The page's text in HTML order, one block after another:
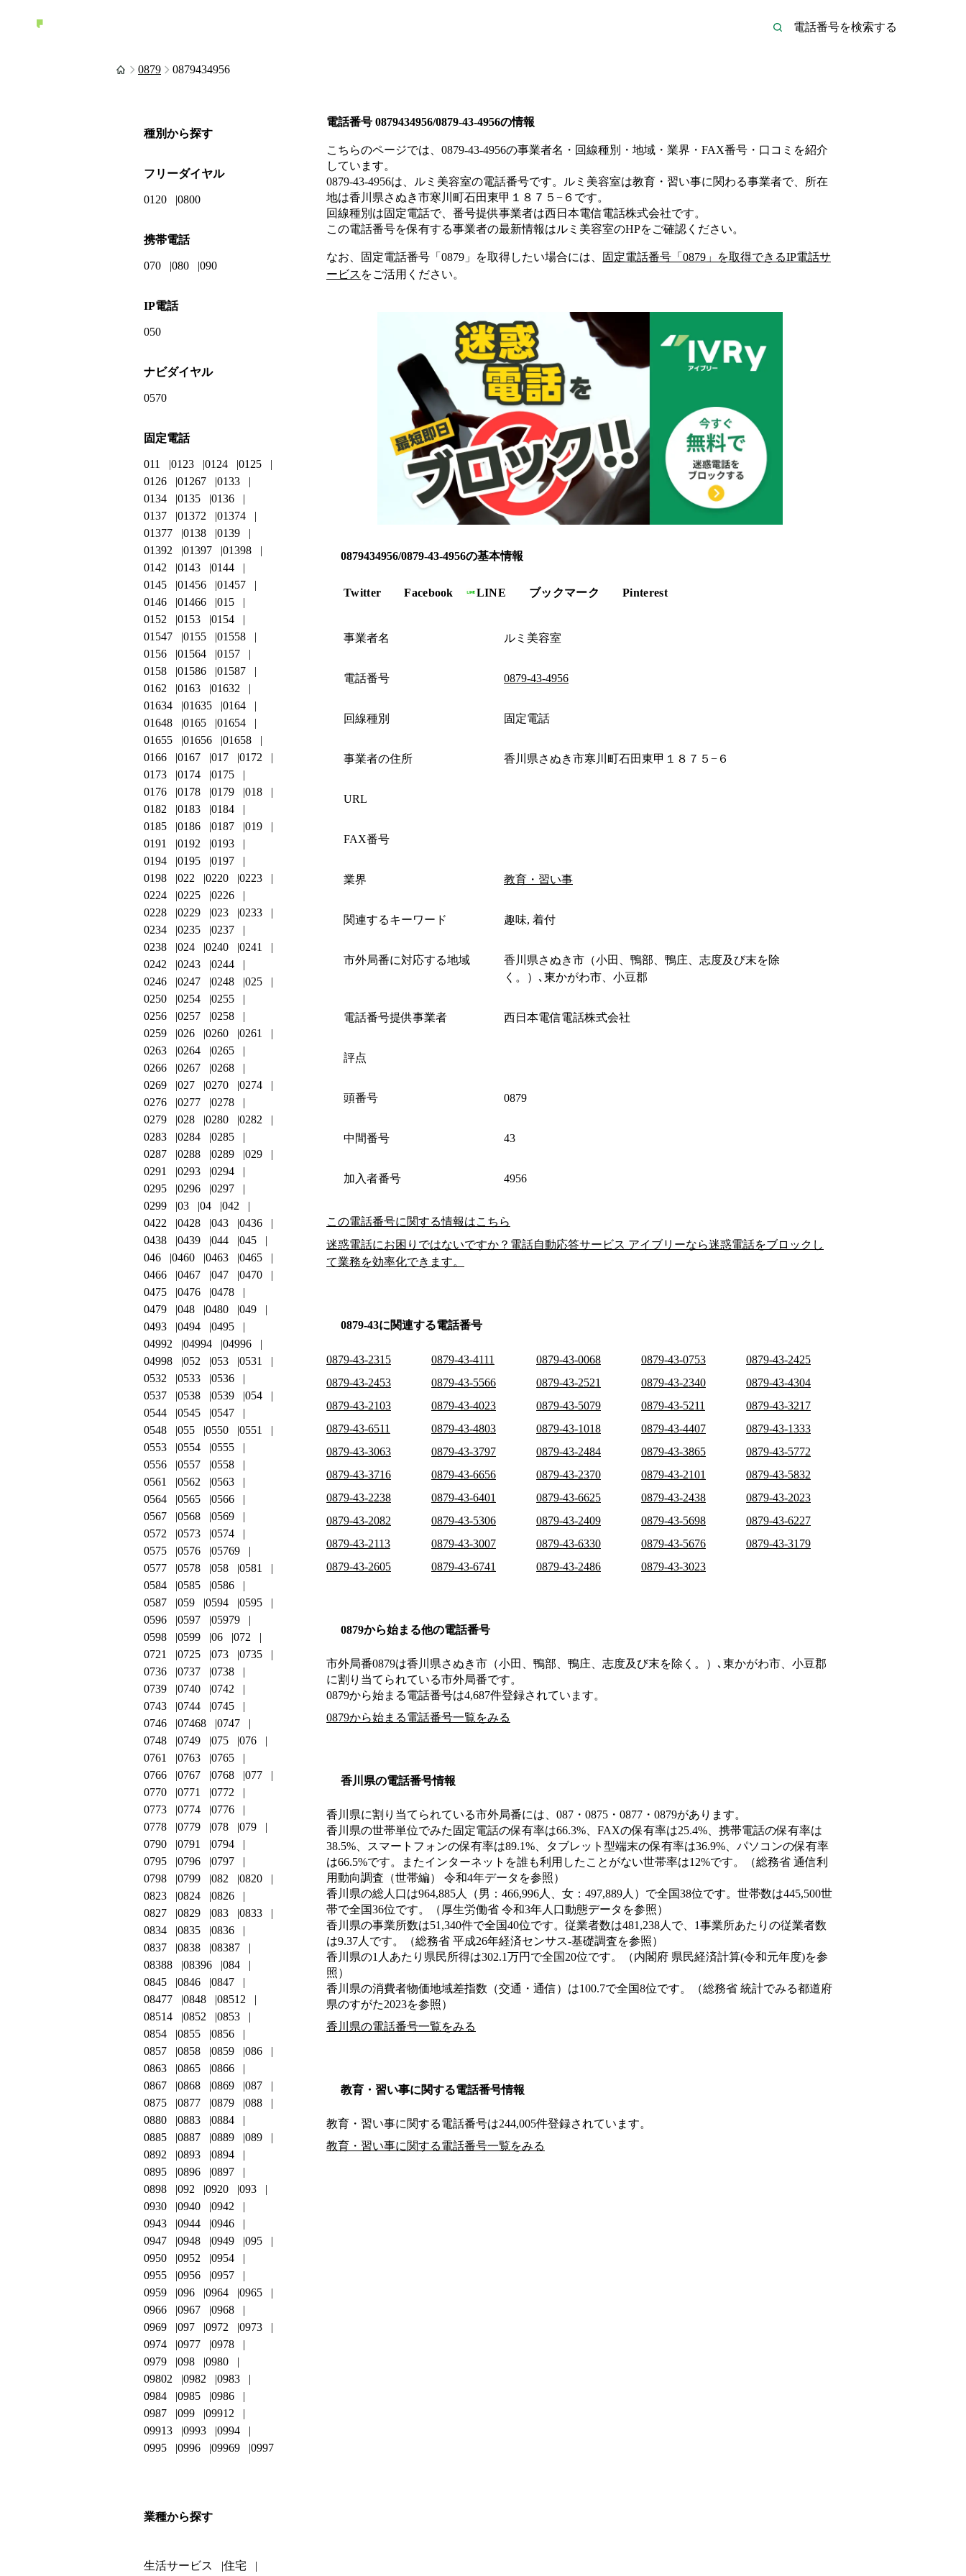
0879 0879434956
電話番号 0879434956/0879-43-4956の情報
こちらのページでは、 0879-43-4956の事業者名・回線種別・地域・業界・FAX番号・口コミを紹介
しています。
0879-43-4956は、 ルミ美容室の電話番号です。 ルミ美容室は教育・習い事に関わる事業者で、所在
地は香川県さぬき市寒川町石田東甲１８７５−６ です。
回線種別は固定電話で、番号提供事業者は西日本電信電話株式会社です。
この電話番号を保有する事業者の最新情報はルミ美容室のHPをご確認ください。
なお、固定電話番号「 0879 」を取得したい場合には、 固定電話番号「 0879 」を取得できるIP電話サ
ービス をご活用ください。
0879434956/0879-43-4956の基本情報
Twitter Facebook LINE ブックマーク Pinterest
事業者名 ルミ美容室
電話番号 0879-43-4956
回線種別 固定電話
事業者の住所 香川県さぬき市寒川町石田東甲１８７５−６
URL
FAX番号
業界 教育・習い事
関連するキーワード 趣味, 着付
市外局番に対応する地域
香川県さぬき市（小田、鴨部、鴨庄、志度及び末を除
く。）､東かがわ市、小豆郡
電話番号提供事業者 西日本電信電話株式会社
評点
頭番号 0879
中間番号 43
加入者番号 4956
この電話番号に関する情報はこちら
迷惑電話にお困りではないですか？電話自動応答サービス アイブリーなら迷惑電話をブロックし
て業務を効率化できます。
0879-43に関連する電話番号
0879-43-2315 0879-43-4111 0879-43-0068 0879-43-0753
0879-43-2425
0879-43-2453
0879-43-5566 0879-43-2521 0879-43-2340
0879-43-4304
0879-43-2103
0879-43-4023 0879-43-5079 0879-43-5211
0879-43-3217
0879-43-6511
0879-43-4803 0879-43-1018 0879-43-4407
0879-43-1333
0879-43-3063
0879-43-3797 0879-43-2484 0879-43-3865
0879-43-5772
0879-43-3716
0879-43-6656 0879-43-2370 0879-43-2101
0879-43-5832
0879-43-2238
0879-43-6401 0879-43-6625 0879-43-2438
0879-43-2023
0879-43-2082
0879-43-5306 0879-43-2409 0879-43-5698
0879-43-6227
0879-43-2113
0879-43-3007 0879-43-6330 0879-43-5676
0879-43-3179
0879-43-2605
0879-43-6741 0879-43-2486 0879-43-3023
0879から始まる他の電話番号
市外局番0879は香川県さぬき市（小田、鴨部、鴨庄、志度及び末を除く。）､東かがわ市、小豆郡
に割り当てられている市外局番です。
0879から始まる電話番号は4,687件登録されています。
0879から始まる電話番号一覧をみる
香川県の電話番号情報
香川県に割り当てられている市外局番には、087・0875・0877・0879があります。
香川県の世帯単位でみた固定電話の保有率は66.3%、FAXの保有率は25.4%、携帯電話の保有率は
38.5%、スマートフォンの保有率は89.1%、タブレット型端末の保有率は36.9%、パソコンの保有率
は66.5%です。またインターネットを誰も利用したことがない世帯率は12%です。（総務省 通信利
用動向調査（世帯編） 令和4年データを参照）
香川県の総人口は964,885人（男：466,996人、女：497,889人）で全国38位です。世帯数は445,500世
帯で全国36位です。（厚生労働省 令和3年人口動態データを参照）
香川県の事業所数は51,340件で全国40位です。従業者数は481,238人で、1事業所あたりの従業者数
は9.37人です。（総務省 平成26年経済センサス‐基礎調査を参照）
香川県の1人あたり県民所得は302.1万円で全国20位です。（内閣府 県民経済計算(令和元年度)を参
照）
香川県の消費者物価地域差指数（交通・通信）は100.7で全国8位です。（総務省 統計でみる都道府
県のすがた2023を参照）
香川県の電話番号一覧をみる
教育・習い事に関する電話番号情報
教育・習い事に関する電話番号は244,005件登録されています。
教育・習い事に関する電話番号一覧をみる
種別から探す
フリーダイヤル
0120 0800
携帯電話
070 080 090
IP電話
050
ナビダイヤル
0570
固定電話
011 0123 0124
0125
0126
01267
0133
0134
0135
0136
0137
01372
01374
01377
0138
0139
01392
01397
01398
0142
0143
0144
0145
01456
01457
0146
01466
015
0152
0153
0154
01547
0155
01558
0156
01564
0157
0158
01586
01587
0162
0163
01632
01634
01635
0164
01648
0165
01654
01655
01656
01658
0166
0167 017
0172
0173
0174
0175
0176
0178 0179
018
0182
0183
0184
0185
0186 0187
019
0191
0192
0193
0194
0195
0197
0198
022 0220
0223
0224
0225
0226
0228
0229 023
0233
0234
0235
0237
0238
024 0240
0241
0242
0243
0244
0246
0247 0248
025
0250
0254
0255
0256
0257
0258
0259
026 0260
0261
0263
0264
0265
0266
0267
0268
0269
027 0270
0274
0276
0277
0278
0279
028 0280
0282
0283
0284
0285
0287
0288 0289
029
0291
0293
0294
0295
0296
0297
0299
03 04
042
0422
0428 043
0436
0438
0439 044
045
046
0460 0463
0465
0466
0467 047
0470
0475
0476
0478
0479
048 0480
049
0493
0494
0495
04992
04994
04996
04998
052 053
0531
0532
0533
0536
0537
0538 0539
054
0544
0545
0547
0548
055 0550
0551
0553
0554
0555
0556
0557
0558
0561
0562
0563
0564
0565
0566
0567
0568
0569
0572
0573
0574
0575
0576
05769
0577
0578 058
0581
0584
0585
0586
0587
059 0594
0595
0596
0597
05979
0598
0599 06
072
0721
0725 073
0735
0736
0737
0738
0739
0740
0742
0743
0744
0745
0746
07468
0747
0748
0749 075
076
0761
0763
0765
0766
0767 0768
077
0770
0771
0772
0773
0774
0776
0778
0779 078
079
0790
0791
0794
0795
0796
0797
0798
0799 082
0820
0823
0824
0826
0827
0829 083
0833
0834
0835
0836
0837
0838
08387
08388
08396
084
0845
0846
0847
08477
0848
08512
08514
0852
0853
0854
0855
0856
0857
0858 0859
086
0863
0865
0866
0867
0868 0869
087
0875
0877 0879
088
0880
0883
0884
0885
0887 0889
089
0892
0893
0894
0895
0896
0897
0898
092 0920
093
0930
0940
0942
0943
0944
0946
0947
0948 0949
095
0950
0952
0954
0955
0956
0957
0959
096 0964
0965
0966
0967
0968
0969
097 0972
0973
0974
0977
0978
0979
098
0980
09802
0982
0983
0984
0985
0986
0987
099
09912
09913
0993
0994
0995
0996 09969 0997
業種から探す
生活サービス 住宅